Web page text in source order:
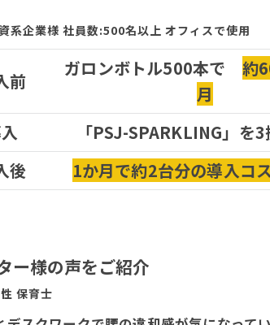
系企業様 社員数:500名以上 オフィスで使用
前
ガロンボトル500本で 約
月
「PSJ-SPARKLING」を
後
1か月で約2台分の導入コ
ー様の声をご紹介
保育士